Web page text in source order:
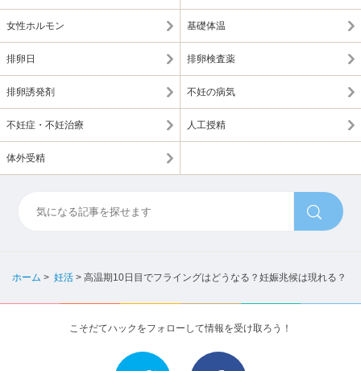
女性ホルモン 基礎体温
排卵日 排卵検査薬
排卵誘発剤 不妊の病気
不妊症・不妊治療 人工授精
体外受精
ホーム > 妊活 > 高温期10日目でフライングはどうなる？妊娠兆候は現れる？
こそだてハックをフォローして情報を受け取ろう！